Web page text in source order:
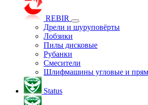
REBIR
Дрели и шуруповёрты
Лобзики
Пилы дисковые
Рубанки
Смесители
Шлифмашины угловые и
Status